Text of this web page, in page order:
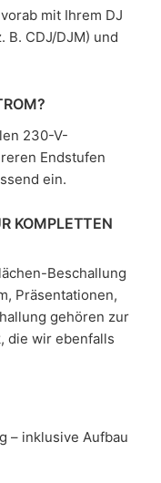
mit Ihrem DJ
B. CDJ/DJM) und
230-V-
Endstufen
ein.
KOMPLETTEN
Beschallung
Präsentationen,
gehören zur
die wir ebenfalls
– inklusive Aufbau